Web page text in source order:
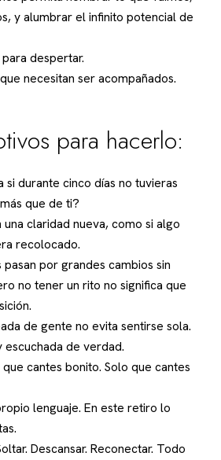
y alumbrar el infinito potencial de
despertar.
necesitan ser acompañados.
para hacerlo:
si durante cinco días no tuvieras
que de ti?
una claridad nueva, como si algo
recolocado.
pasan por grandes cambios sin
no tener un rito no significa que
de gente no evita sentirse sola.
escuchada de verdad.
cantes bonito. Solo que cantes
lenguaje. En este retiro lo
Descansar. Reconectar. Todo